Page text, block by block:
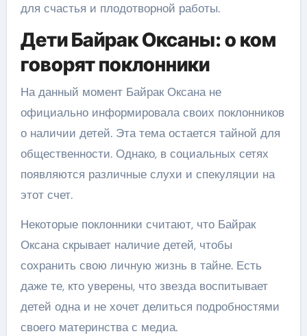
для счастья и плодотворной работы.
Дети Байрак Оксаны: о ком
говорят поклонники
На данный момент Байрак Оксана не
официально информировала своих поклонников
о наличии детей. Эта тема остается тайной для
общественности. Однако, в социальных сетях
появляются различные слухи и спекуляции на
этот счет.
Некоторые поклонники считают, что Байрак
Оксана скрывает наличие детей, чтобы
сохранить свою личную жизнь в тайне. Есть
даже те, кто уверены, что звезда воспитывает
детей одна и не хочет делиться подробностями
своего материнства с медиа.